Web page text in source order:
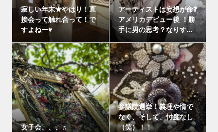
寂しい年末★やはり！直
接会って触れ合って！で
すよねー♥
アーティストは妄想が命❓
アメリカデビュー後 ！勝
手に男の思考？なりす...
女子会、、、♬
参議院選挙！義理や情で
なく、そして、忖度なし
（笑）！！